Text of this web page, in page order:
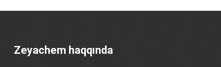
Zeyachem haqqında